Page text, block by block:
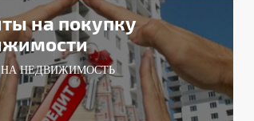
на покупку
НЕДВИЖИМОСТЬ